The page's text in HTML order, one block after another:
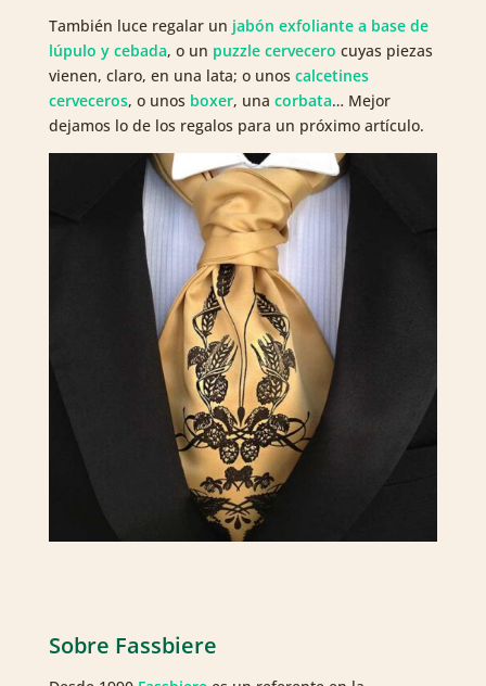
También luce regalar un jabón exfoliante a base de
lúpulo y cebada, o un puzzle cervecero cuyas piezas
vienen, claro, en una lata; o unos calcetines
cerveceros, o unos boxer, una corbata… Mejor
dejamos lo de los regalos para un próximo artículo.
Sobre Fassbiere